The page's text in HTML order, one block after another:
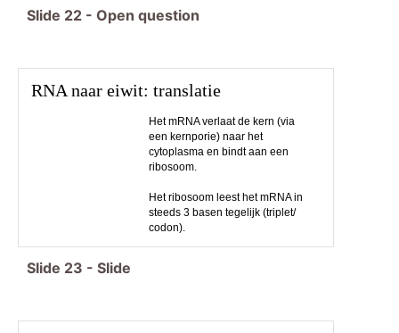
Slide 22 - Open question
RNA naar eiwit: translatie
Het mRNA verlaat de kern (via
een kernporie) naar het
cytoplasma en bindt aan een
ribosoom.
Het ribosoom leest het mRNA in
steeds 3 basen tegelijk (triplet/
codon).
Slide 23 - Slide